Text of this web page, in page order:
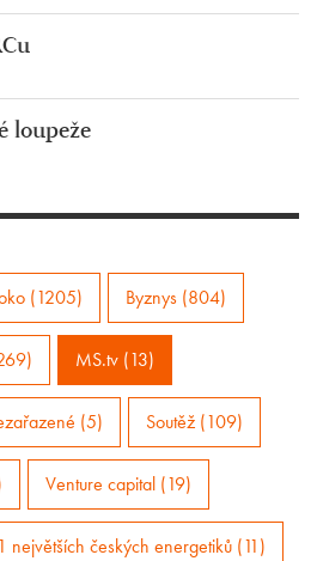
loupeže
(1205) Byznys (804)
MS.tv (13)
(5) Soutěž (109)
Venture capital (19)
největších českých energetiků (11)